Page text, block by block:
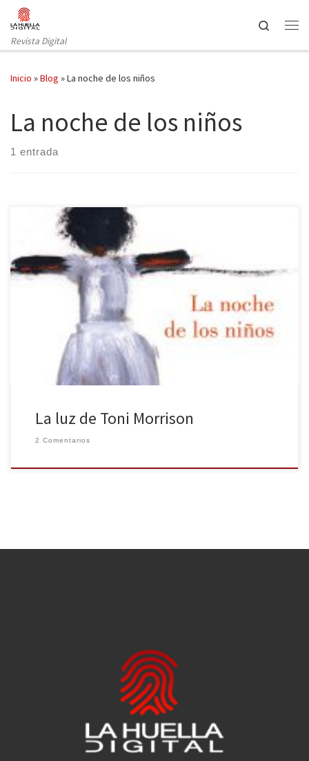
Saltar al contenido
Revista Digital
Search
Inicio »Blog »La noche de los niños
La noche de los niños
1 entrada
Recientemente se ha publicado en nuestro país la última novela
de Toni Morrison: La noche de los niños. Aunque esta es una
novela menor en la producción de la autora, se lee con fervor y
desmesurado interés, y es de una calidad notable en
comparación con las novedades que mensualmente […]
La luz de Toni Morrison
2 Comentarios